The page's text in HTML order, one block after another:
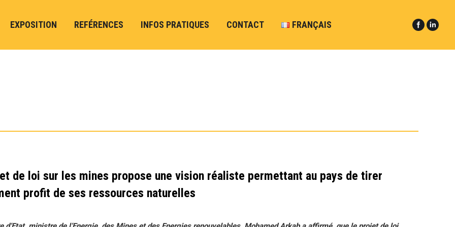
EXPOSITION REFÉRENCES INFOS PRATIQUES CONTACT FRANÇAIS Facebook
LinkedIn
de loi sur les mines propose une vision réaliste permettant au pays de tirer
profit de ses ressources naturelles